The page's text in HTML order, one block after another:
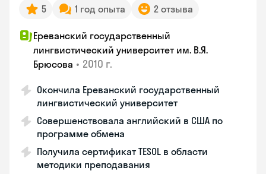
5 1 год опыта 2 отзыва
Ереванский государственный
лингвистический университет им. В.Я.
Брюсова • 2010 г.
Окончила Ереванский государственный
лингвистический университет
Совершенствовала английский в США по
программе обмена
Получила сертификат TESOL в области
методики преподавания